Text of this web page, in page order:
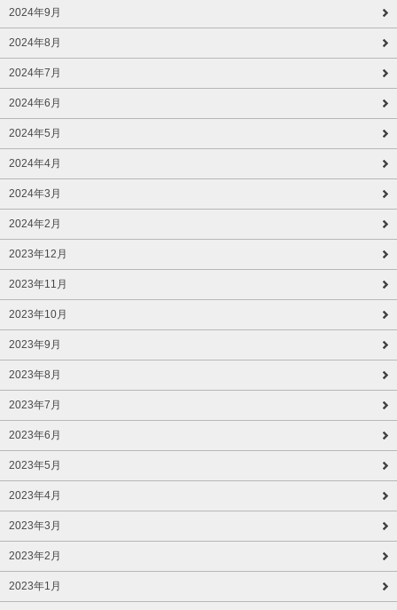
2024年9月
2024年8月
2024年7月
2024年6月
2024年5月
2024年4月
2024年3月
2024年2月
2023年12月
2023年11月
2023年10月
2023年9月
2023年8月
2023年7月
2023年6月
2023年5月
2023年4月
2023年3月
2023年2月
2023年1月